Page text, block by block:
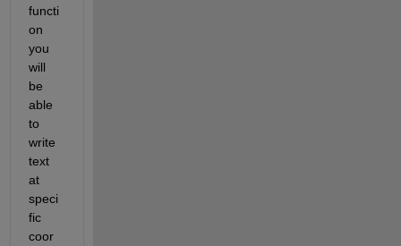
functi
on
you
will
be
able
to
write
text
at
speci
fic
coor